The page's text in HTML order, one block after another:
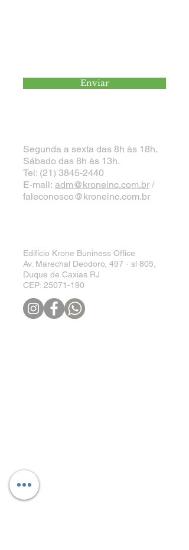
Segunda a sexta das 8h às 18h.
Sábado das 8h às 13h.
Tel: (21) 3845-2440
E-mail: adm@kroneinc.com.br /
faleconosco@kroneinc.com.br
Edifício Krone Buniness Office
Av. Marechal Deodoro, 497 - sl 805,
Duque de Caxias RJ
CEP: 25071-190
Enviar